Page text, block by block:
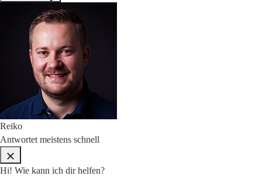
Reiko
Antwortet meistens schnell
Hi! Wie kann ich dir helfen?